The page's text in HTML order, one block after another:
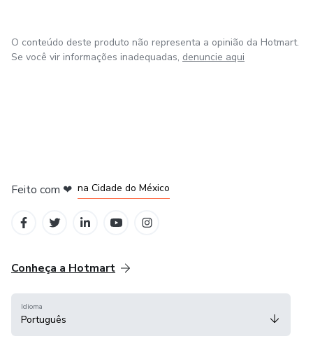
O conteúdo deste produto não representa a opinião da Hotmart.
Se você vir informações inadequadas, denuncie aqui
Feito com ❤ na Cidade do México
Conheça a Hotmart
Idioma
Português